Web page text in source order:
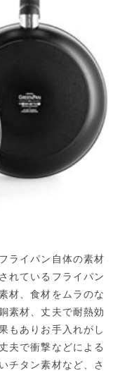
ライパン自体の素材
れているフライパン
材、食材をムラのな
素材、丈夫で耐熱効
もありお手入れがし
夫で衝撃などによる
チタン素材など、さ